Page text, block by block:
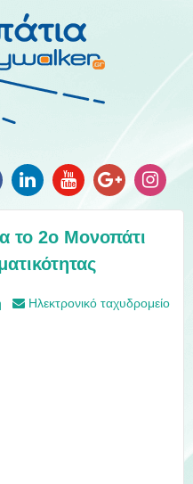
Ανάπτυξης
το 2ο Μονοπάτι
Ηλεκτρονικό ταχυδρομείο